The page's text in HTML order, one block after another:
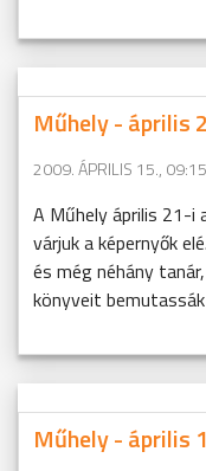
Műhely - április
2009. ÁPRILIS 15., 09:15
A Műhely április 21-i
várjuk a képernyők
és még néhány
könyveit bemutassák
Műhely - április